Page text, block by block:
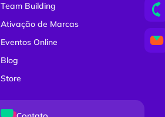
Team Building
Ativação de Marcas
Eventos Online
Blog
Store